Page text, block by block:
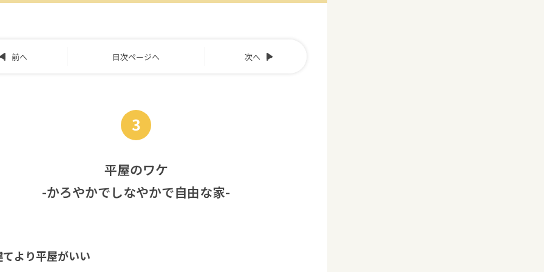
前へ 目次ページへ 次へ
3
平屋のワケ
-かろやかでしなやかで自由な家-
より平屋がいい